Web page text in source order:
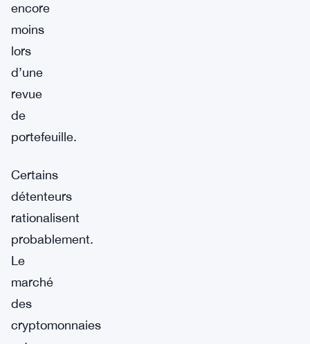
encore
moins
lors
d’une
revue
de
portefeuille.
Certains
détenteurs
rationalisent
probablement.
Le
marché
des
cryptomonnaies